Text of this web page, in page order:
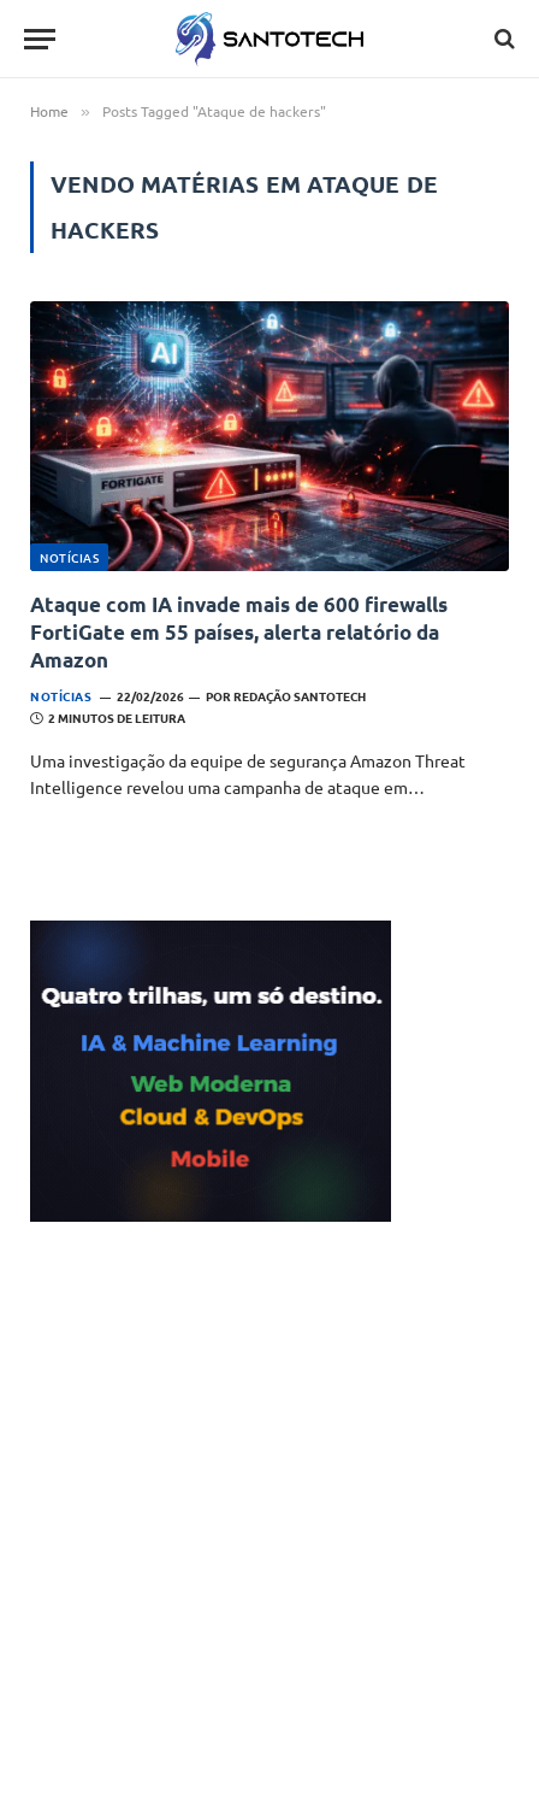
Home » Posts Tagged "Ataque de hackers"
VENDO MATÉRIAS EMATAQUE DE
HACKERS
NOTÍCIAS
Ataque com IA invade mais de 600 firewalls
FortiGate em 55 países, alerta relatório da
Amazon
NOTÍCIAS 22/02/2026 POR REDAÇÃO SANTOTECH
2 MINUTOS DE LEITURA
Uma investigação da equipe de segurança Amazon Threat
Intelligence revelou uma campanha de ataque em…